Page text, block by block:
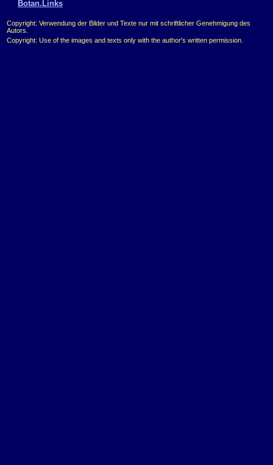
Botan.Links
Copyright: Verwendung der Bilder und Texte nur mit schriftlicher Genehmigung des
Autors.
Copyright: Use of the images and texts only with the author's written permission.